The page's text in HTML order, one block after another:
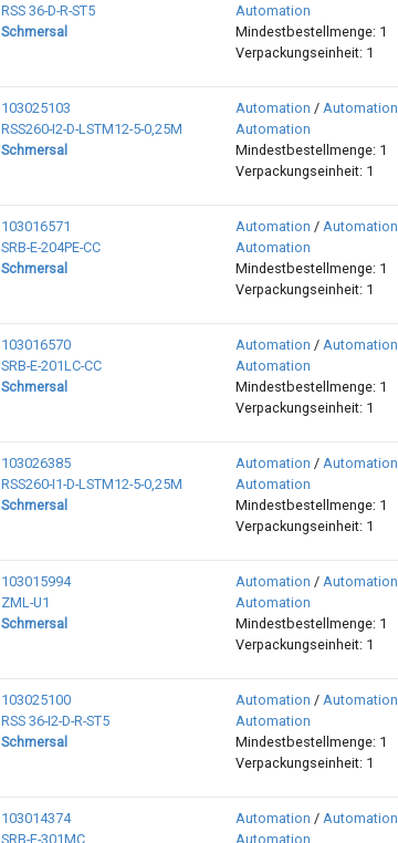
RSS 36-D-R-ST5
Schmersal
Automation
Mindestbestellmenge: 1
Verpackungseinheit: 1
103025103
RSS260-I2-D-LSTM12-5-0,25M
Schmersal
Automation / Automation
Automation
Mindestbestellmenge: 1
Verpackungseinheit: 1
103016571
SRB-E-204PE-CC
Schmersal
Automation / Automation
Automation
Mindestbestellmenge: 1
Verpackungseinheit: 1
103016570
SRB-E-201LC-CC
Schmersal
Automation / Automation
Automation
Mindestbestellmenge: 1
Verpackungseinheit: 1
103026385
RSS260-I1-D-LSTM12-5-0,25M
Schmersal
Automation / Automation
Automation
Mindestbestellmenge: 1
Verpackungseinheit: 1
103015994
ZML-U1
Schmersal
Automation / Automation
Automation
Mindestbestellmenge: 1
Verpackungseinheit: 1
103025100
RSS 36-I2-D-R-ST5
Schmersal
Automation / Automation
Automation
Mindestbestellmenge: 1
Verpackungseinheit: 1
103014374
SRB-E-301MC
Automation / Automation
Automation